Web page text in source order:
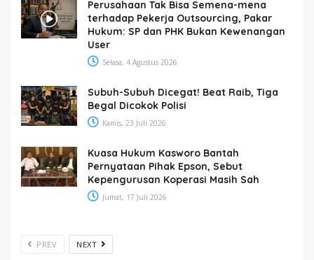
Perusahaan Tak Bisa Semena-mena
terhadap Pekerja Outsourcing, Pakar
Hukum: SP dan PHK Bukan Kewenangan
User
Selasa, 4 Agustus 2026
Subuh-Subuh Dicegat! Beat Raib, Tiga
Begal Dicokok Polisi
Kamis, 23 Juli 2026
Kuasa Hukum Kasworo Bantah
Pernyataan Pihak Epson, Sebut
Kepengurusan Koperasi Masih Sah
Jumat, 17 Juli 2026
PREV NEXT